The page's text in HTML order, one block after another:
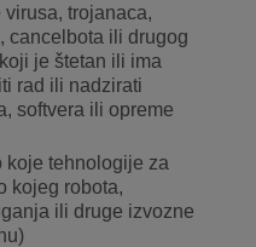
trojanaca,
cancelbota ili drugog
je štetan ili ima
rad ili nadzirati
softvera ili opreme
koje tehnologije za
kojeg robota,
ili druge izvozne